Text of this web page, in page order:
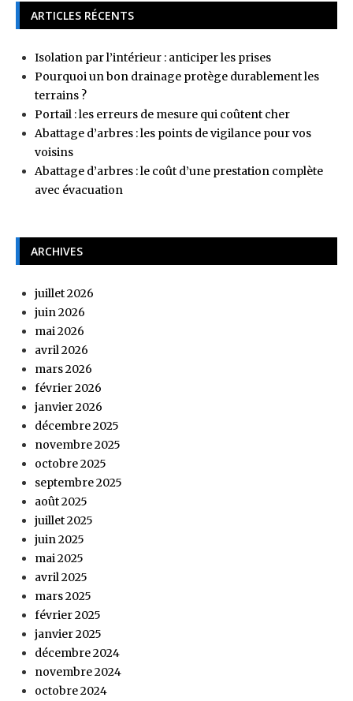
ARTICLES RÉCENTS
Isolation par l’intérieur : anticiper les prises
Pourquoi un bon drainage protège durablement les
terrains ?
Portail : les erreurs de mesure qui coûtent cher
Abattage d’arbres : les points de vigilance pour vos
voisins
Abattage d’arbres : le coût d’une prestation complète
avec évacuation
ARCHIVES
juillet 2026
juin 2026
mai 2026
avril 2026
mars 2026
février 2026
janvier 2026
décembre 2025
novembre 2025
octobre 2025
septembre 2025
août 2025
juillet 2025
juin 2025
mai 2025
avril 2025
mars 2025
février 2025
janvier 2025
décembre 2024
novembre 2024
octobre 2024